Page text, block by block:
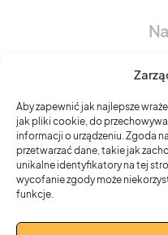
Aby zapewnić jak najlepsze
jak pliki cookie, do
informacji o urządzeniu. Zgoda
przetwarzać dane, takie jak
unikalne identyfikatory na tej
wycofanie zgody może
funkcje.
OFERTA WUNDERTEAM
MARKETING